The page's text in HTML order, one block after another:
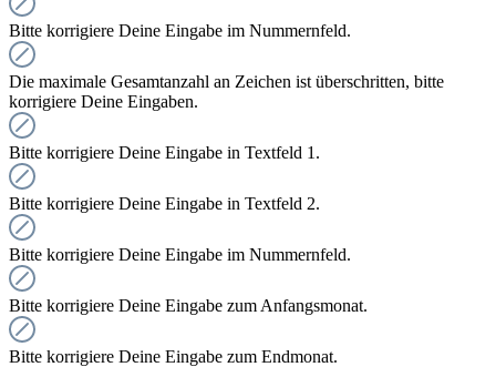
Bitte korrigiere Deine Eingabe im Nummernfeld.
Die maximale Gesamtanzahl an Zeichen ist überschritten, bitte
korrigiere Deine Eingaben.
Bitte korrigiere Deine Eingabe in Textfeld 1.
Bitte korrigiere Deine Eingabe in Textfeld 2.
Bitte korrigiere Deine Eingabe im Nummernfeld.
Bitte korrigiere Deine Eingabe zum Anfangsmonat.
Bitte korrigiere Deine Eingabe zum Endmonat.